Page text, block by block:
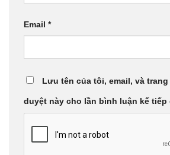
Email *
Lưu tên của tôi, email, và
duyệt này cho lần bình luận kế tiếp